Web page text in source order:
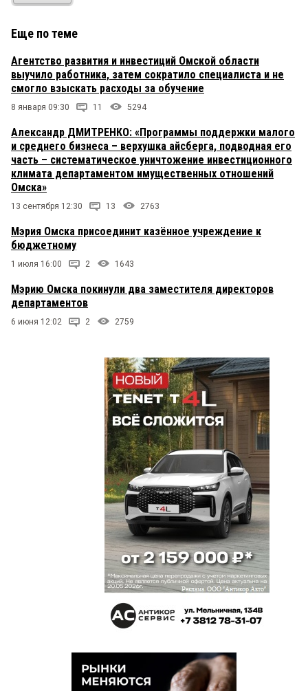
Еще по теме
Агентство развития и инвестиций Омской области
выучило работника, затем сократило специалиста и не
смогло взыскать расходы за обучение
8 января 09:30 11 5294
Александр ДМИТРЕНКО: «Программы поддержки малого
и среднего бизнеса – верхушка айсберга, подводная его
часть – систематическое уничтожение инвестиционного
климата департаментом имущественных отношений
Омска»
13 сентября 12:30 13 2763
Мэрия Омска присоединит казённое учреждение к
бюджетному
1 июля 16:00 2 1643
Мэрию Омска покинули два заместителя директоров
департаментов
6 июня 12:02 2 2759